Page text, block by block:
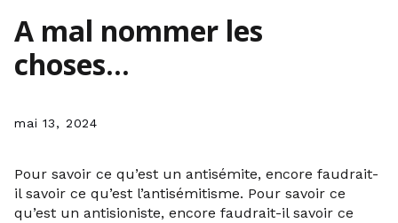
A mal nommer les
choses…
mai 13, 2024
Pour savoir ce qu’est un antisémite, encore faudrait-
il savoir ce qu’est l’antisémitisme. Pour savoir ce
qu’est un antisioniste, encore faudrait-il savoir ce